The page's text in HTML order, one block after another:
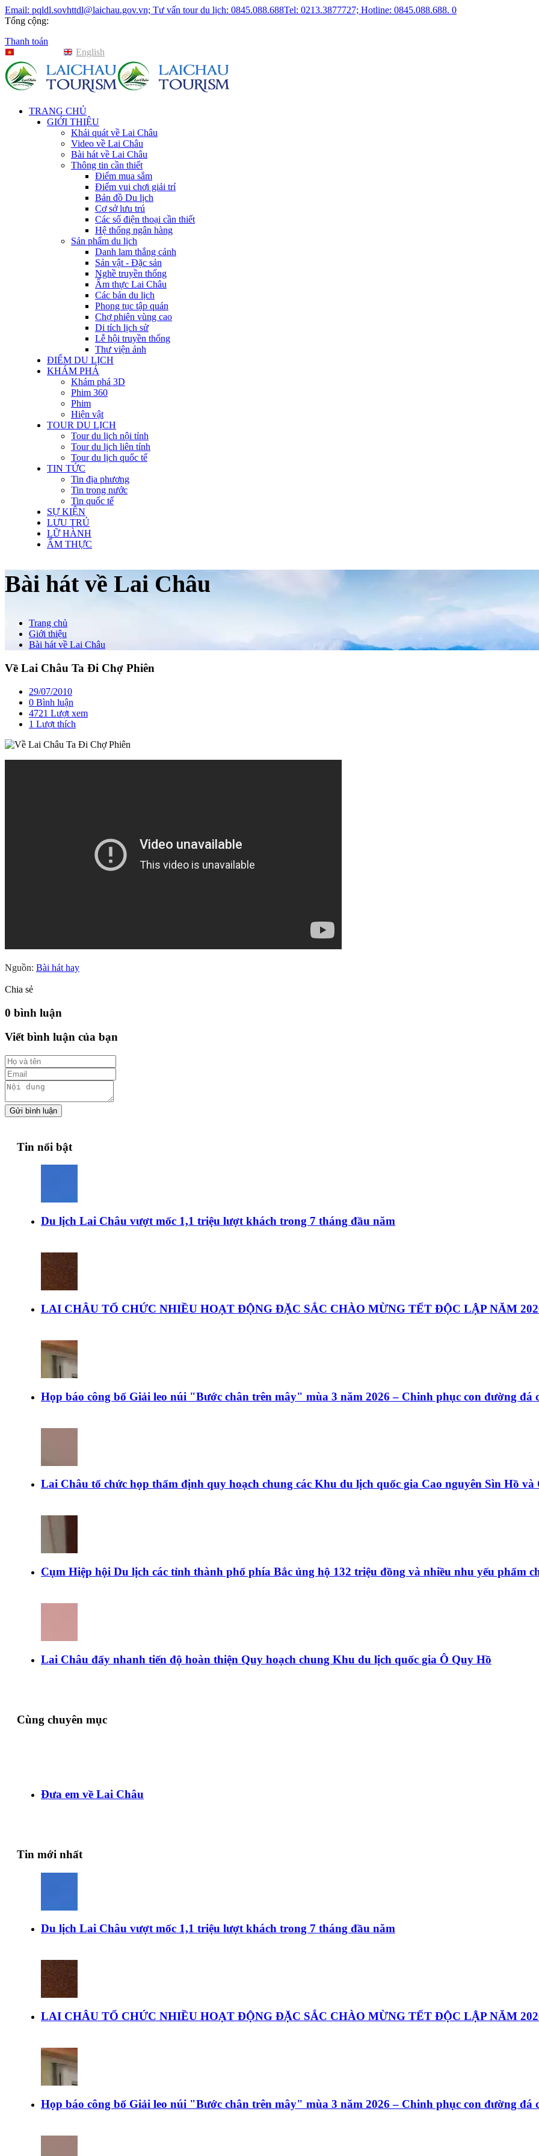
Email: pqldl.sovhttdl@laichau.gov.vn; Tư vấn tour du lịch: 0845.088.688Tel: 0213.3877727; Hotline: 0845.088.688. 0
Tổng cộng:
Thanh toán
English
TRANG CHỦ
GIỚI THIỆU
Khái quát về Lai Châu
Video về Lai Châu
Bài hát về Lai Châu
Thông tin cần thiết
Điểm mua sắm
Điểm vui chơi giải trí
Bản đồ Du lịch
Cơ sở lưu trú
Các số điện thoại cần thiết
Hệ thống ngân hàng
Sản phẩm du lịch
Danh lam thắng cảnh
Sản vật - Đặc sản
Nghề truyền thống
Ẩm thực Lai Châu
Các bản du lịch
Phong tục tập quán
Chợ phiên vùng cao
Di tích lịch sử
Lễ hội truyền thống
Thư viện ảnh
ĐIỂM DU LỊCH
KHÁM PHÁ
Khám phá 3D
Phim 360
Phim
Hiện vật
TOUR DU LỊCH
Tour du lịch nội tỉnh
Tour du lịch liên tỉnh
Tour du lịch quốc tế
TIN TỨC
Tin địa phương
Tin trong nước
Tin quốc tế
SỰ KIỆN
LƯU TRÚ
LỮ HÀNH
ẨM THỰC
Bài hát về Lai Châu
Trang chủ
Giới thiệu
Bài hát về Lai Châu
Về Lai Châu Ta Đi Chợ Phiên
29/07/2010
0 Bình luận
4721 Lượt xem
1 Lượt thích
Nguồn: Bài hát hay
Chia sẻ
0 bình luận
Viết bình luận của bạn
Gửi bình luận
Tin nổi bật
Du lịch Lai Châu vượt mốc 1,1 triệu lượt khách trong 7 tháng đầu năm
LAI CHÂU TỔ CHỨC NHIỀU HOẠT ĐỘNG ĐẶC SẮC CHÀO MỪNG TẾT ĐỘC LẬP NĂM
Họp báo công bố Giải leo núi "Bước chân trên mây" mùa 3 năm 2026 – Chinh phục con đường đá
Lai Châu tổ chức họp thẩm định quy hoạch chung các Khu du lịch quốc gia Cao nguyên Sìn Hồ và
Cụm Hiệp hội Du lịch các tỉnh thành phố phía Bắc ủng hộ 132 triệu đồng và nhiều nhu yếu phẩm
Lai Châu đẩy nhanh tiến độ hoàn thiện Quy hoạch chung Khu du lịch quốc gia Ô Quy Hồ
Cùng chuyên mục
Đưa em về Lai Châu
Tin mới nhất
Du lịch Lai Châu vượt mốc 1,1 triệu lượt khách trong 7 tháng đầu năm
LAI CHÂU TỔ CHỨC NHIỀU HOẠT ĐỘNG ĐẶC SẮC CHÀO MỪNG TẾT ĐỘC LẬP NĂM
Họp báo công bố Giải leo núi "Bước chân trên mây" mùa 3 năm 2026 – Chinh phục con đường đá